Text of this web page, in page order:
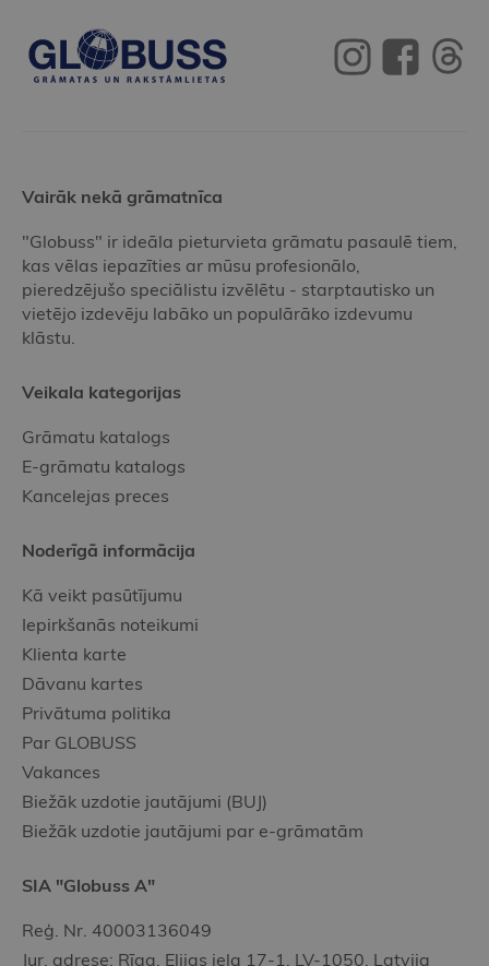
Vairāk nekā grāmatnīca
"Globuss" ir ideāla pieturvieta grāmatu pasaulē tiem,
kas vēlas iepazīties ar mūsu profesionālo,
pieredzējušo speciālistu izvēlētu - starptautisko un
vietējo izdevēju labāko un populārāko izdevumu
klāstu.
Veikala kategorijas
Grāmatu katalogs
E-grāmatu katalogs
Kancelejas preces
Noderīgā informācija
Kā veikt pasūtījumu
Iepirkšanās noteikumi
Klienta karte
Dāvanu kartes
Privātuma politika
Par GLOBUSS
Vakances
Biežāk uzdotie jautājumi (BUJ)
Biežāk uzdotie jautājumi par e-grāmatām
SIA "Globuss A"
Reģ. Nr. 40003136049
Jur. adrese: Rīga, Elijas iela 17-1, LV-1050, Latvija